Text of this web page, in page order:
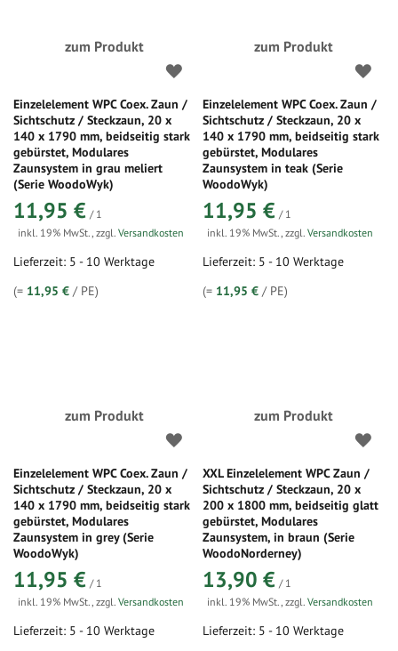
zum Produkt
Einzelelement WPC Coex. Zaun /
Sichtschutz / Steckzaun, 20 x
140 x 1790 mm, beidseitig stark
gebürstet, Modulares
Zaunsystem in grau meliert
(Serie WoodoWyk)
11,95 € / 1
inkl. 19% MwSt., zzgl. Versandkosten
Lieferzeit: 5 - 10 Werktage
(= 11,95 € / PE)
zum Produkt
Einzelelement WPC Coex. Zaun /
Sichtschutz / Steckzaun, 20 x
140 x 1790 mm, beidseitig stark
gebürstet, Modulares
Zaunsystem in teak (Serie
WoodoWyk)
11,95 € / 1
inkl. 19% MwSt.,zzgl.Versandkosten
Lieferzeit: 5 - 10 Werktage
(= 11,95 € / PE)
zum Produkt
Einzelelement WPC Coex. Zaun /
Sichtschutz / Steckzaun, 20 x
140 x 1790 mm, beidseitig stark
gebürstet, Modulares
Zaunsystem in grey (Serie
WoodoWyk)
11,95 € / 1
inkl. 19% MwSt., zzgl. Versandkosten
Lieferzeit: 5 - 10 Werktage
zum Produkt
XXL Einzelelement WPC Zaun /
Sichtschutz / Steckzaun, 20 x
200 x 1800 mm, beidseitig glatt
gebürstet, Modulares
Zaunsystem, in braun (Serie
WoodoNorderney)
13,90 € / 1
inkl. 19% MwSt.,zzgl.Versandkosten
Lieferzeit: 5 - 10 Werktage